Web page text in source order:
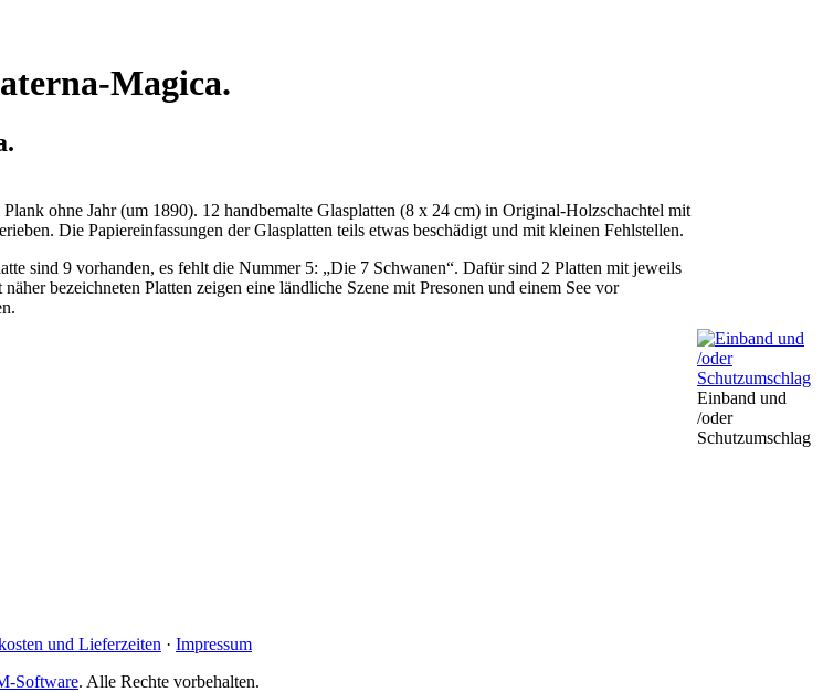
Magica.
ohne Jahr (um 1890). 12 handbemalte Glasplatten (8 x 24 cm) in Original-Holzschachtel mit
Die Papiereinfassungen der Glasplatten teils etwas beschädigt und mit kleinen Fehlstellen.
sind 9 vorhanden, es fehlt die Nummer 5: „Die 7 Schwanen“. Dafür sind 2 Platten mit jeweils
bezeichneten Platten zeigen eine ländliche Szene mit Presonen und einem See vor
Einband und
/oder
Schutzumschlag
und Lieferzeiten · Impressum
Software. Alle Rechte vorbehalten.